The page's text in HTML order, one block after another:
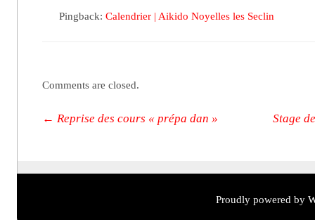
Pingback:Calendrier | Aikido Noyelles les Seclin
Comments are closed.
Post navigation
← Reprise des cours « prépa dan » Stage
Proudly powered by